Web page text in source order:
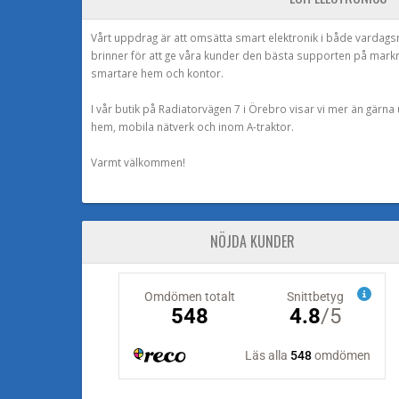
Vårt uppdrag är att omsätta smart elektronik i både
brinner för att ge våra kunder den bästa supporten på
smartare hem och kontor.
I vår butik på Radiatorvägen 7 i Örebro visar vi mer än
hem, mobila nätverk och inom A-traktor.
Varmt välkommen!
NÖJDA KUNDER